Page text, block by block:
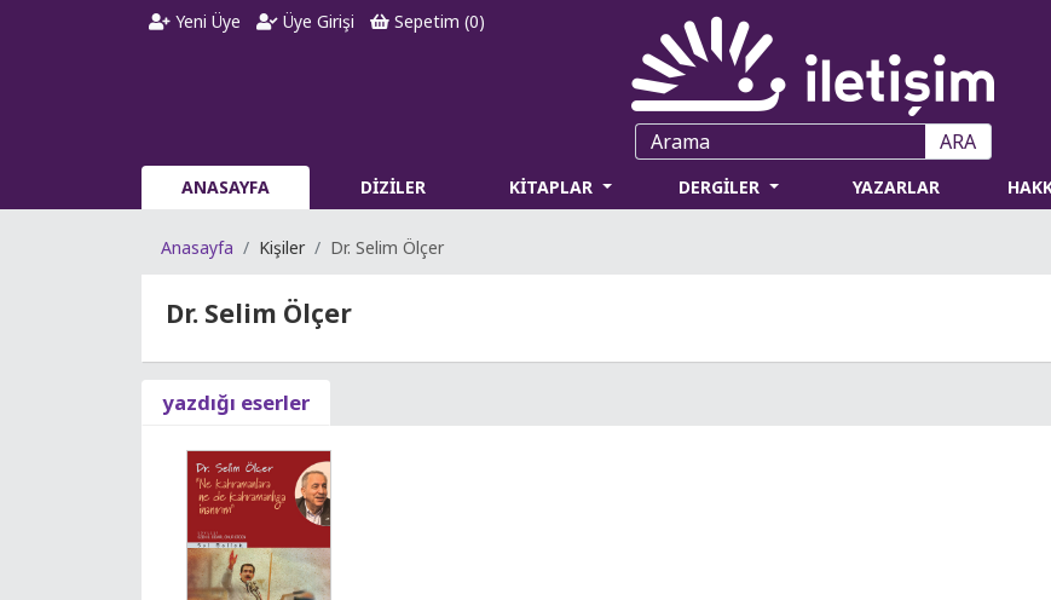
Yeni Üye Üye Girişi Sepetim (0)
ARA
ANASAYFA DİZİLER KİTAPLAR DERGİLER YAZARLAR
Anasayfa Kişiler Dr. Selim Ölçer
Dr. Selim Ölçer
yazdığı eserler